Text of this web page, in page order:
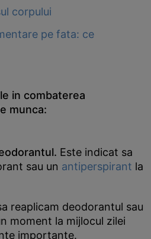
corpului
pe fata: ce
in combaterea
munca:
Este indicat sa
sau un antiperspirant la
reaplicam deodorantul sau
moment la mijlocul zilei
importante.